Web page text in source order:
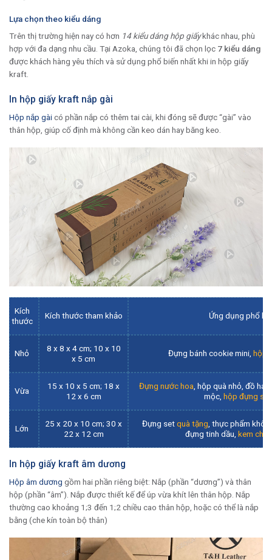
Lựa chọn theo kiểu dáng
Trên thị trường hiện nay có hơn 14 kiểu dáng hộp giấykhác nhau, phù
hợp với đa dạng nhu cầu. Tại Azoka, chúng tôi đã chọn lọc 7 kiểu dáng
được khách hàng yêu thích và sử dụng phổ biến nhất khi in hộp giấy
kraft.
In hộp giấy kraft nắp gài
Hộp nắp gàicó phần nắp có thêm tai cài, khi đóng sẽ được “gài” vào
thân hộp, giúp cố định mà không cần keo dán hay băng keo.
Kích
thước
Kích thước tham khảo Ứng dụng phổ
Nhỏ
8 x 8 x 4 cm; 10 x 10
x 5 cm
Đựng bánh cookie mini, hộp
Vừa
15 x 10 x 5 cm; 18 x
12 x 6 cm
Đựng nước hoa , hộp quà nhỏ, đồ
mộc, hộp đựng
Lớn
25 x 20 x 10 cm; 30 x
22 x 12 cm
Đựng setquà tặng , thực phẩm khô,
đựng tinh dầu,kem
In hộp giấy kraft âm dương
Hộp âm dương gồm hai phần riêng biệt: Nắp (phần “dương”) và thân
hộp (phần “âm”). Nắp được thiết kế để úp vừa khít lên thân hộp. Nắp
thường cao khoảng 1;3 đến 1;2 chiều cao thân hộp, hoặc có thể là nắp
bằng (che kín toàn bộ thân)